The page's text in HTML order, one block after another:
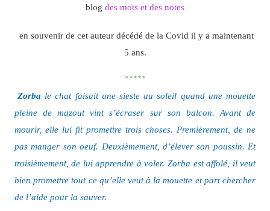
blog des mots et des notes
en souvenir de cet auteur décédé de la Covid il y a maintenant
5 ans.
*****
Zorba le chat faisait une sieste au soleil quand une mouette
pleine de mazout vint s’écraser sur son balcon. Avant de
mourir, elle lui fit promettre trois choses. Premièrement, de ne
pas manger son oeuf. Deuxièmement, d’élever son poussin. Et
troisièmement, de lui apprendre à voler. Zorba est affolé, il veut
bien promettre tout ce qu’elle veut à la mouette et part chercher
de l’aide pour la sauver.